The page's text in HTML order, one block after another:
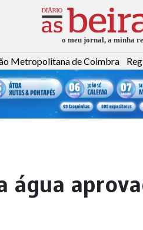
Metropolitana de Coimbra
água